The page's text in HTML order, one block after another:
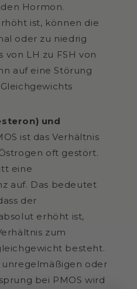
Hormon.
ist, können die
oder zu niedrig
von LH zu FSH von
auf eine Störung
und
ist das Verhältnis
oft gestört.
eine
auf. Das bedeutet
der
erhöht ist,
zum
besteht.
oder
bei PMOS wird